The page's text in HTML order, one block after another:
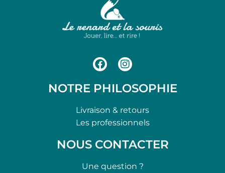
NOTRE PHILOSOPHIE
Livraison & retours
Les professionnels
NOUS CONTACTER
Une question ?